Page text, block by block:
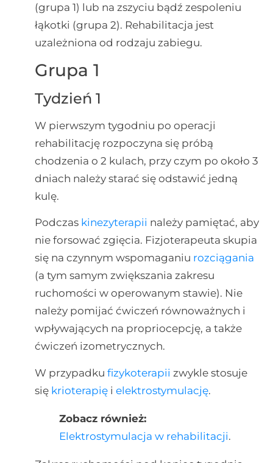
(grupa 1) lub na zszyciu bądź zespoleniu
łąkotki (grupa 2). Rehabilitacja jest
uzależniona od rodzaju zabiegu.
Grupa 1
Tydzień 1
W pierwszym tygodniu po operacji
rehabilitację rozpoczyna się próbą
chodzenia o 2 kulach, przy czym po około 3
dniach należy starać się odstawić jedną
kulę.
Podczas kinezyterapii należy pamiętać, aby
nie forsować zgięcia. Fizjoterapeuta skupia
się na czynnym wspomaganiu rozciągania
(a tym samym zwiększania zakresu
ruchomości w operowanym stawie). Nie
należy pomijać ćwiczeń równoważnych i
wpływających na propriocepcję, a także
ćwiczeń izometrycznych.
W przypadku fizykoterapii zwykle stosuje
się krioterapięi elektrostymulację.
Zobacz również:
Elektrostymulacja w rehabilitacji.